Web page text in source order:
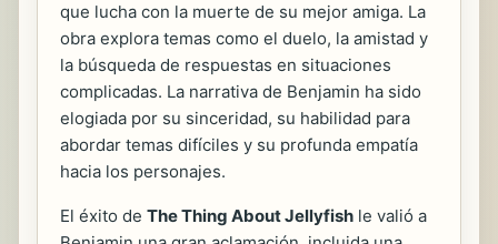
que lucha con la muerte de su mejor amiga. La
obra explora temas como el duelo, la amistad y
la búsqueda de respuestas en situaciones
complicadas. La narrativa de Benjamin ha sido
elogiada por su sinceridad, su habilidad para
abordar temas difíciles y su profunda empatía
hacia los personajes.
El éxito de The Thing About Jellyfish le valió a